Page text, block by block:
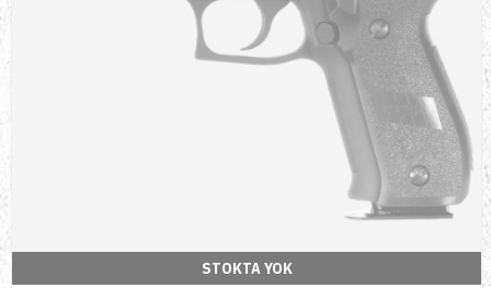
STOKTA YOK